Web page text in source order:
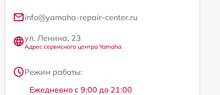
info@yamaha-repair-center.ru
ул. Ленина, 23
Адрес сервисного центра Yamaha
Режим работы:
Ежедневно с 9:00 до 21:00